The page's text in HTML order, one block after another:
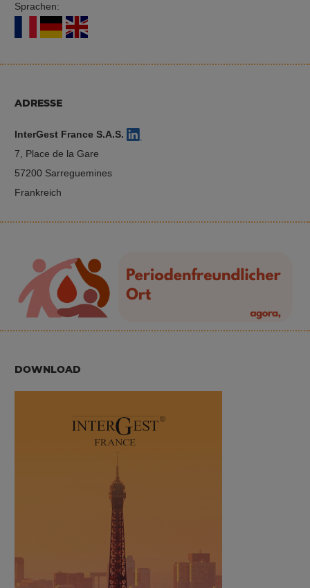
Sprachen:
ADRESSE
InterGest France S.A.S.
7, Place de la Gare
57200 Sarreguemines
Frankreich
DOWNLOAD